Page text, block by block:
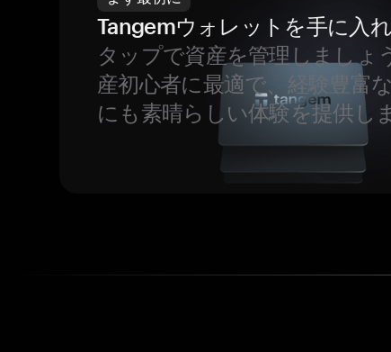
Tangemウォレットを手に入
タップで資産を管理しましょ
産初心者に最適で、経験豊富
にも素晴らしい体験を提供し